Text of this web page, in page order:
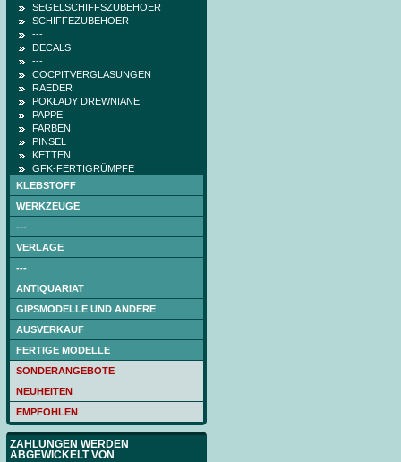
SEGELSCHIFFSZUBEHOER
SCHIFFEZUBEHOER
---
DECALS
---
COCPITVERGLASUNGEN
RAEDER
POKŁADY DREWNIANE
PAPPE
FARBEN
PINSEL
KETTEN
GFK-FERTIGRÜMPFE
KLEBSTOFF
WERKZEUGE
---
VERLAGE
---
ANTIQUARIAT
GIPSMODELLE UND ANDERE
AUSVERKAUF
FERTIGE MODELLE
SONDERANGEBOTE
NEUHEITEN
EMPFOHLEN
ZAHLUNGEN WERDEN
ABGEWICKELT VON